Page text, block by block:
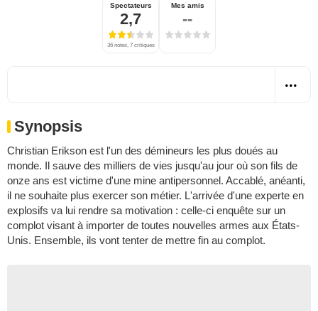
Spectateurs
2,7
36 notes, 7 critiques
Mes amis
--
Synopsis
Christian Erikson est l'un des démineurs les plus doués au
monde. Il sauve des milliers de vies jusqu'au jour où son fils de
onze ans est victime d'une mine antipersonnel. Accablé, anéanti,
il ne souhaite plus exercer son métier. L'arrivée d'une experte en
explosifs va lui rendre sa motivation : celle-ci enquête sur un
complot visant à importer de toutes nouvelles armes aux États-
Unis. Ensemble, ils vont tenter de mettre fin au complot.